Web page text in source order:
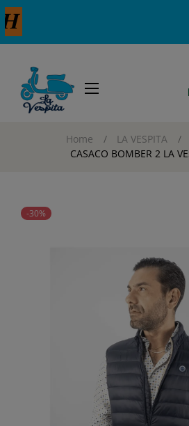
Toggle
☰
Home LA VESPITA
CASACO BOMBER 2 LA
-30%